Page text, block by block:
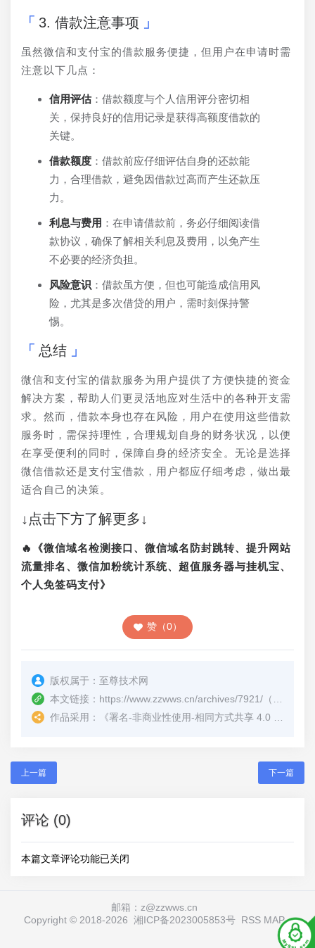
3. 借款注意事项
虽然微信和支付宝的借款服务便捷，但用户在申请时需
注意以下几点：
信用评估：借款额度与个人信用评分密切相
关，保持良好的信用记录是获得高额度借款的
关键。
借款额度 ：借款前应仔细评估自身的还款能
力，合理借款，避免因借款过高而产生还款压
力。
利息与费用 ：在申请借款前，务必仔细阅读借
款协议，确保了解相关利息及费用，以免产生
不必要的经济负担。
风险意识 ：借款虽方便，但也可能造成信用风
险，尤其是多次借贷的用户，需时刻保持警
惕。
总结
微信和支付宝的借款服务为用户提供了方便快捷的资金
解决方案，帮助人们更灵活地应对生活中的各种开支需
求。然而，借款本身也存在风险，用户在使用这些借款
服务时，需保持理性，合理规划自身的财务状况，以便
在享受便利的同时，保障自身的经济安全。无论是选择
微信借款还是支付宝借款，用户都应仔细考虑，做出最
适合自己的决策。
↓点击下方了解更多↓
🔥《微信域名检测接口、微信域名防封跳转、提升网站
流量排名、微信加粉统计系统、超值服务器与挂机宝、
个人免签码支付》
赞（0）
版权属于： 至尊技术网
本文链接： https://www.zzwws.cn/archives/7921/ （转载时请注明本文出处及文章链接）
作品采用：
《署名-非商业性使用-相同方式共享 4.0 国际 (CC BY-NC-SA 4.0)
上一篇 下一篇
评论 (0)
本篇文章评论功能已关闭
邮箱：z@zzwws.cn
Copyright © 2018-2026 湘ICP备2023005853号 RSS MAP